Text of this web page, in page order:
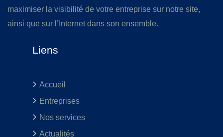
maximiser la visibilité de votre entreprise sur notre site,
ainsi que sur l’Internet dans son ensemble.
Liens
Accueil
Entreprises
Nos services
Actualités